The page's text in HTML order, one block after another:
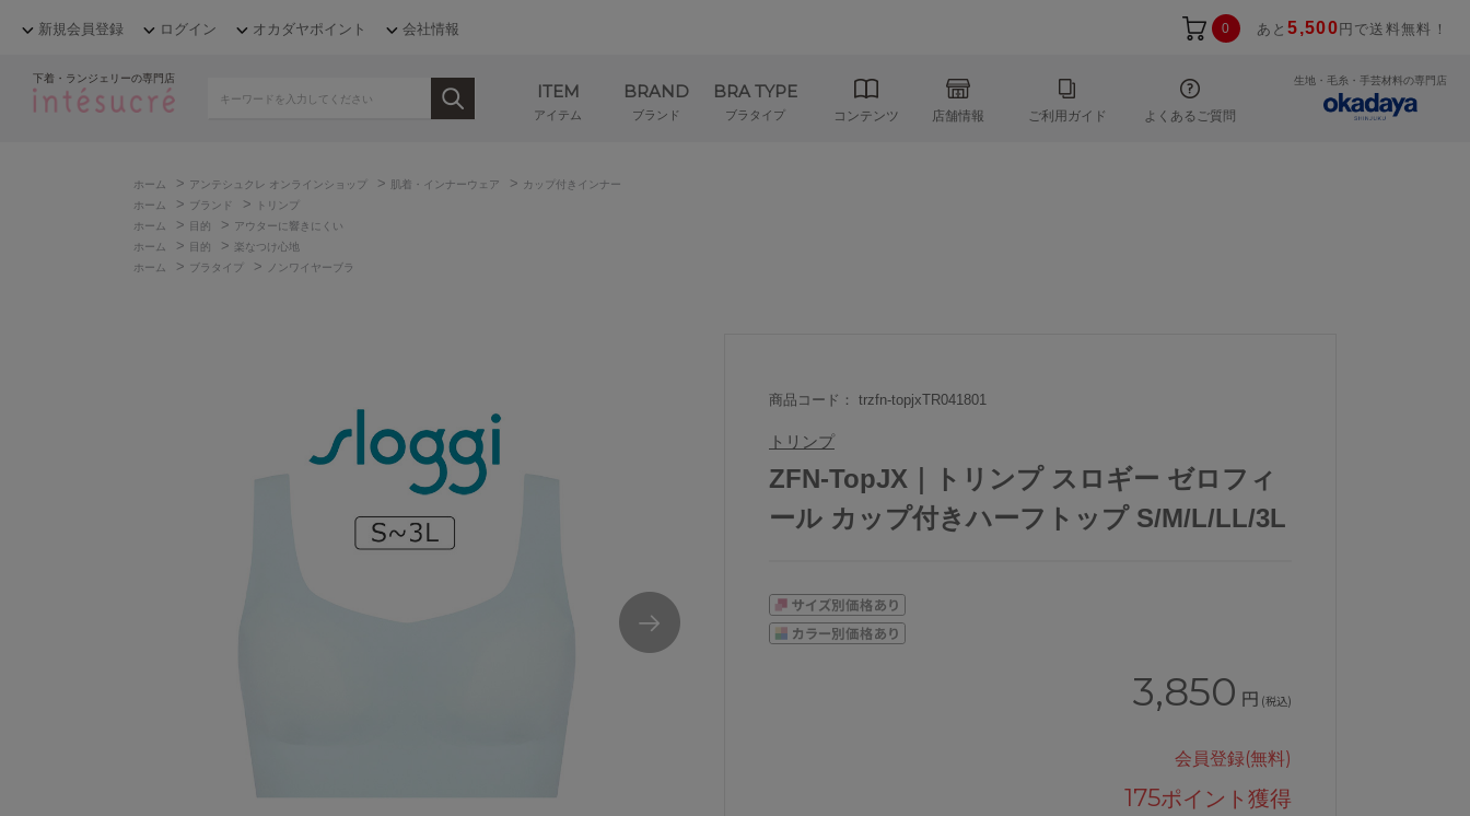
新規会員登録 ログイン オカダヤポイント 会社情報 0 あと5,500 円で送料無料！
下着・ランジェリーの専門店
ITEM
アイテム
BRAND
ブランド
BRA TYPE
ブラタイプ コンテンツ 店舗情報 ご利用ガイド よくあるご質問
生地・毛糸・手芸材料の専門店
ホーム > アンテシュクレ オンラインショップ > 肌着・インナーウェア >
カップ付きインナー
ホーム
> ブランド >
トリンプ
ホーム
> 目的 > アウターに響きにくい
ホーム
> 目的 > 楽なつけ心地
ホーム
> ブラタイプ > ノンワイヤーブラ
商品コード： trzfn-topjxTR041801
トリンプ
ZFN-TopJX｜トリンプ スロギー ゼロフィ
ール カップ付きハーフトップ S/M/L/LL/3L
3,850 円 (税込)
会員登録(無料)
175ポイント獲得